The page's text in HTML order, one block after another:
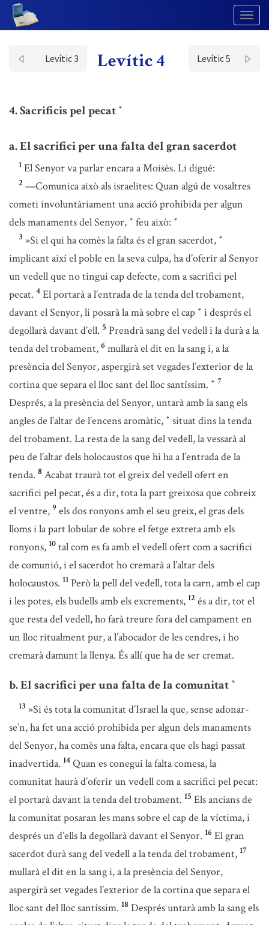
Levític 3 Levític 4 Levític 5
4. Sacrificis pel pecat *
a. El sacrifici per una falta del gran sacerdot
1 El Senyor va parlar encara a Moisès. Li digué:
2 —Comunica això als israelites: Quan algú de vosaltres
cometi involuntàriament una acció prohibida per algun
dels manaments del Senyor, * feu això: *
3 »Si el qui ha comès la falta és el gran sacerdot, *
implicant així el poble en la seva culpa, ha d’oferir al Senyor
un vedell que no tingui cap defecte, com a sacrifici pel
pecat. 4 El portarà a l’entrada de la tenda del trobament,
davant el Senyor, li posarà la mà sobre el cap * i després el
degollarà davant d’ell. 5 Prendrà sang del vedell i la durà a la
tenda del trobament, 6 mullarà el dit en la sang i, a la
presència del Senyor, aspergirà set vegades l’exterior de la
cortina que separa el lloc sant del lloc santíssim. * 7
Després, a la presència del Senyor, untarà amb la sang els
angles de l’altar de l’encens aromàtic, * situat dins la tenda
del trobament. La resta de la sang del vedell, la vessarà al
peu de l’altar dels holocaustos que hi ha a l’entrada de la
tenda. 8 Acabat traurà tot el greix del vedell ofert en
sacrifici pel pecat, és a dir, tota la part greixosa que cobreix
el ventre, 9 els dos ronyons amb el seu greix, el gras dels
lloms i la part lobular de sobre el fetge extreta amb els
ronyons, 10 tal com es fa amb el vedell ofert com a sacrifici
de comunió, i el sacerdot ho cremarà a l’altar dels
holocaustos. 11 Però la pell del vedell, tota la carn, amb el cap
i les potes, els budells amb els excrements, 12 és a dir, tot el
que resta del vedell, ho farà treure fora del campament en
un lloc ritualment pur, a l’abocador de les cendres, i ho
cremarà damunt la llenya. És allí que ha de ser cremat.
b. El sacrifici per una falta de la comunitat *
13 »Si és tota la comunitat d’Israel la que, sense adonar-
se’n, ha fet una acció prohibida per algun dels manaments
del Senyor, ha comès una falta, encara que els hagi passat
inadvertida. 14 Quan es conegui la falta comesa, la
comunitat haurà d’oferir un vedell com a sacrifici pel pecat:
el portarà davant la tenda del trobament. 15 Els ancians de
la comunitat posaran les mans sobre el cap de la víctima, i
després un d’ells la degollarà davant el Senyor. 16 El gran
sacerdot durà sang del vedell a la tenda del trobament, 17
mullarà el dit en la sang i, a la presència del Senyor,
aspergirà set vegades l’exterior de la cortina que separa el
lloc sant del lloc santíssim. 18 Després untarà amb la sang els